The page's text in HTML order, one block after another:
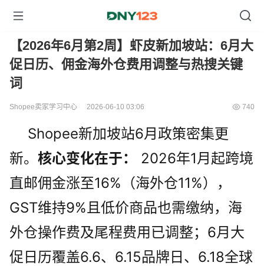
【2026年6月第2周】虾皮新加坡站：6月大
促日历、佣金海外仓费用调整与热搜关键
词
Shopee卖家学习中心 2026-06-10 03:06 740
Shopee新加坡站6月政策密集更
新。 核心变化在于：
2026年1月起跨境
直邮佣金涨至16%（海外仓11%），
GST维持9%且低价商品也需缴纳，海
外仓操作费及尾程费用已调整；6月大
促日历覆盖6.6、6.15品牌日、6.18全球